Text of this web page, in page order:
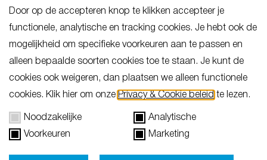
Member of:
Downloads
Door op de accepteren knop te klikken accepteer je
functionele, analytische en tracking cookies. Je hebt ook de
mogelijkheid om specifieke voorkeuren aan te passen en
alleen bepaalde soorten cookies toe te staan. Je kunt de
cookies ook weigeren, dan plaatsen we alleen functionele
cookies. Klik hier om onze Privacy & Cookie beleid te lezen.
Noodzakelijke
Analytische
Voorkeuren
Marketing